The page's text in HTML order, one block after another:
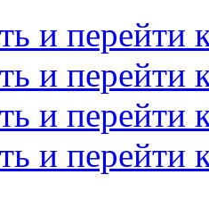
и перейти
и перейти
и перейти
и перейти